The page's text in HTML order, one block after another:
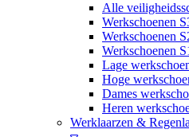
Alle
Werkschoenen
Werkschoenen
Werkschoenen
Lage
Hoge
Dames
Heren
Werklaarzen &